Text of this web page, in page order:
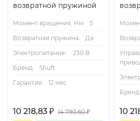
Технические
возвратной пружиной
Момент вращения, Нм:
5
Возвратная пружина:
Да
Электропитание.:
230 В
Бренд:
Shuft
Гарантия:
12 мес
10 218,83 ₽ 14 790,60₽
Бренд:
10